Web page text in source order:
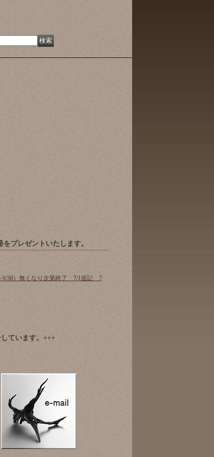
プレゼントいたします。
6/30）無くなり次第終了 7/1追記 7
ています。+++